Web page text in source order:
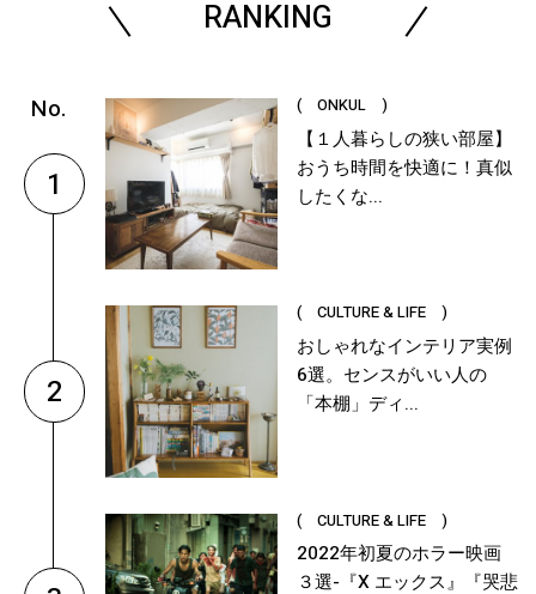
RANKING
1
( ONKUL )
【１人暮らしの狭い部屋】
おうち時間を快適に！真似
したくな...
2
( CULTURE & LIFE )
おしゃれなインテリア実例
6選。センスがいい人の
「本棚」ディ...
( CULTURE & LIFE )
2022年初夏のホラー映画
３選-『X エックス』『哭悲